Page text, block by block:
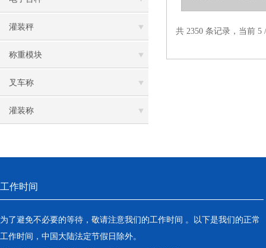
灌装秤
称重模块
叉车称
灌装称
共 2350 条记录，当前
工作时间
为了避免不必要的等待，敬请注意我们的工作时间 。以下是我们的正常
工作时间，中国大陆法定节假日除外。